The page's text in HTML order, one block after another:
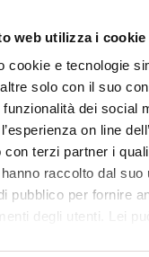
web utilizza i cookie
cookie e tecnologie
solo con il suo
funzionalità dei social
on line
con terzi partner i
raccolto dal
pubblico per fornire
degli utenti. Lei
SERVIZI